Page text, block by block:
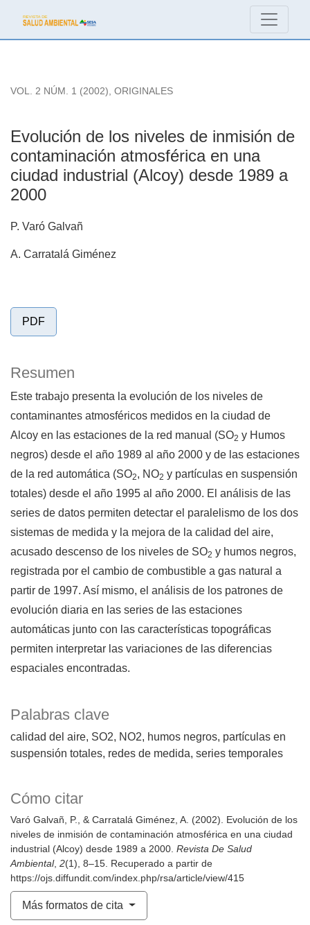
Evolución de los niveles de inmisión de contaminación
VOL. 2 NÚM. 1 (2002), ORIGINALES
Evolución de los niveles de inmisión de
contaminación atmosférica en una
ciudad industrial (Alcoy) desde 1989 a
2000
P. Varó Galvañ
A. Carratalá Giménez
PDF
Palabras clave
calidad del aire SO2 NO2 humos negros partículas en
suspensión totales redes de medida series temporales
Cómo citar
Varó Galvañ, P., & Carratalá Giménez, A. (2002). Evolución de los
niveles de inmisión de contaminación atmosférica en una ciudad
industrial (Alcoy) desde 1989 a 2000. Revista De Salud
Ambiental, 2(1), 8–15. Recuperado a partir de
https://ojs.diffundit.com/index.php/rsa/article/view/415
Más formatos de cita
Resumen
Este trabajo presenta la evolución de los niveles de
contaminantes atmosféricos medidos en la ciudad de
Alcoy en las estaciones de la red manual (SO2 y Humos
negros) desde el año 1989 al año 2000 y de las estaciones
de la red automática (SO2, NO2 y partículas en suspensión
totales) desde el año 1995 al año 2000. El análisis de las
series de datos permiten detectar el paralelismo de los dos
sistemas de medida y la mejora de la calidad del aire,
acusado descenso de los niveles de SO2 y humos negros,
registrada por el cambio de combustible a gas natural a
partir de 1997. Así mismo, el análisis de los patrones de
evolución diaria en las series de las estaciones
automáticas junto con las características topográficas
permiten interpretar las variaciones de las diferencias
espaciales encontradas.